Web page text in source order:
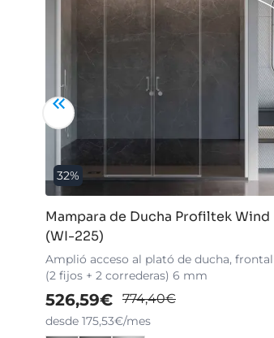
32%
Mampara de Ducha Profiltek Wind
(WI-225)
Amplió acceso al plató de ducha, frontal
(2 fijos + 2 correderas) 6 mm
526,59€ 774,40€
desde 175,53€/mes